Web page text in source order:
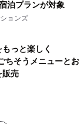
泊プランが対象
ョンズ
っと楽しく
ちそうメニューとお
販売